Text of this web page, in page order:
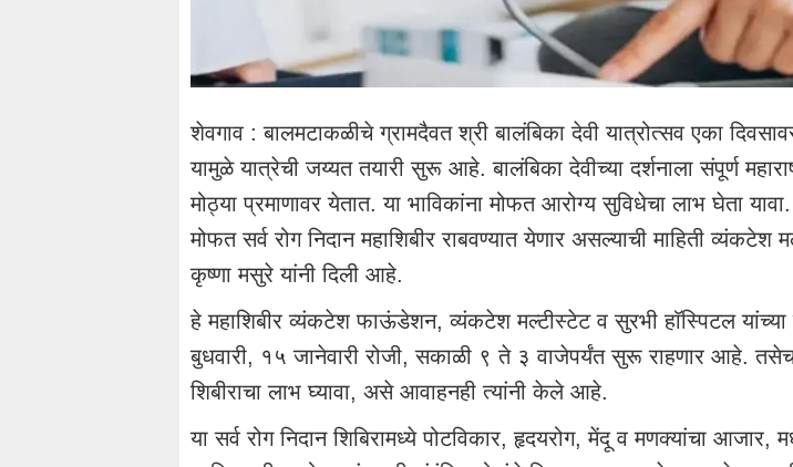
शेवगाव : बालमटाकळीचे ग्रामदैवत श्री बालंबिका देवी यात्रोत्सव एका
यामुळे यात्रेची जय्यत तयारी सुरू आहे. बालंबिका देवीच्या दर्शनाला संपूर्ण
मोठ्या प्रमाणावर येतात. या भाविकांना मोफत आरोग्य सुविधेचा लाभ घेता यावा.
मोफत सर्व रोग निदान महाशिबीर राबवण्यात येणार असल्याची माहिती
कृष्णा मसुरे यांनी दिली आहे.
हे महाशिबीर व्यंकटेश फाऊंडेशन, व्यंकटेश मल्टीस्टेट व सुरभी हाॅस्पिटल यांच्या
बुधवारी, १५ जानेवारी रोजी, सकाळी ९ ते ३ वाजेपर्यंत सुरू राहणार आहे. तसेच,
शिबीराचा लाभ घ्यावा, असे आवाहनही त्यांनी केले आहे.
या सर्व रोग निदान शिबिरामध्ये पोटविकार, हृदयरोग, मेंदू व मणक्यांचा आजार,